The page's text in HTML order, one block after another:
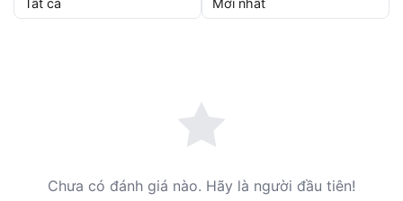
Chưa có đánh giá nào. Hãy là người đầu tiên!